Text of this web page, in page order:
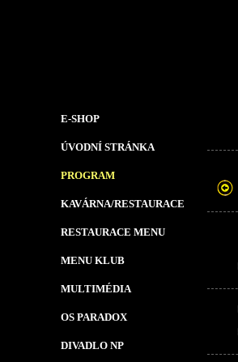
E-SHOP
ÚVODNÍ STRÁNKA
PROGRAM
KAVÁRNA/RESTAURACE
RESTAURACE MENU
MENU KLUB
MULTIMÉDIA
OS PARADOX
DIVADLO NP